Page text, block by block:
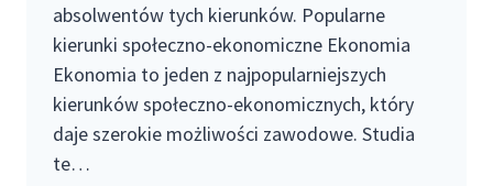
absolwentów tych kierunków. Popularne
kierunki społeczno-ekonomiczne Ekonomia
Ekonomia to jeden z najpopularniejszych
kierunków społeczno-ekonomicznych, który
daje szerokie możliwości zawodowe. Studia
te…